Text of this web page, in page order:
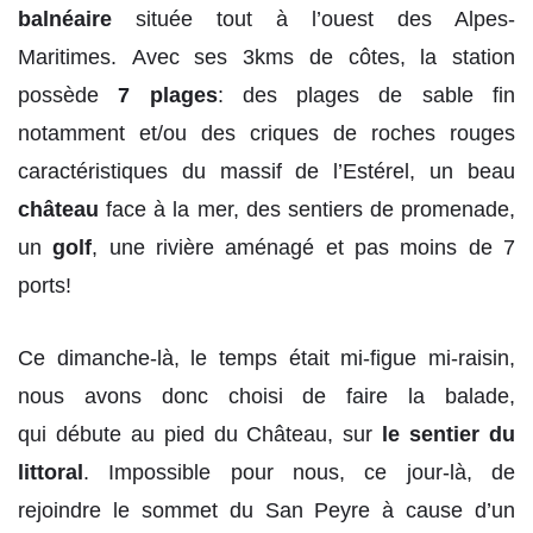
balnéaire située tout à l’ouest des Alpes-
Maritimes. Avec ses 3kms de côtes, la station
possède 7 plages: des plages de sable fin
notamment et/ou des criques de roches rouges
caractéristiques du massif de l’Estérel, un beau
château face à la mer, des sentiers de promenade,
ungolf, une rivière aménagé et pas moins de 7
ports!
Ce dimanche-là, le temps était mi-figue mi-raisin,
nous avons donc choisi de faire la balade,
qui débute au pied du Château, sur
le sentier du
littoral . Impossible pour nous, ce jour-là, de
rejoindre le sommet du San Peyre à cause d’un